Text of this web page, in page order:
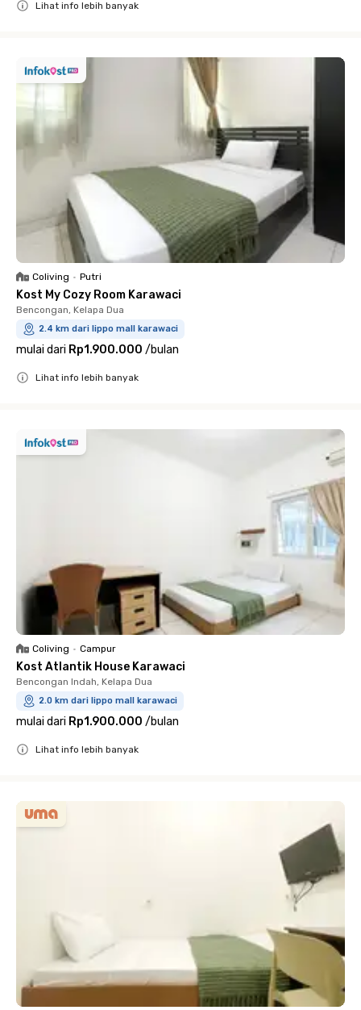
Lihat info lebih banyak
Coliving • Putri
Kost My Cozy Room Karawaci
Bencongan, Kelapa Dua
2.4 km dari lippo mall karawaci
mulai dari Rp1.900.000 /bulan
Lihat info lebih banyak
Coliving • Campur
Kost Atlantik House Karawaci
Bencongan Indah, Kelapa Dua
2.0 km dari lippo mall karawaci
mulai dari Rp1.900.000 /bulan
Lihat info lebih banyak